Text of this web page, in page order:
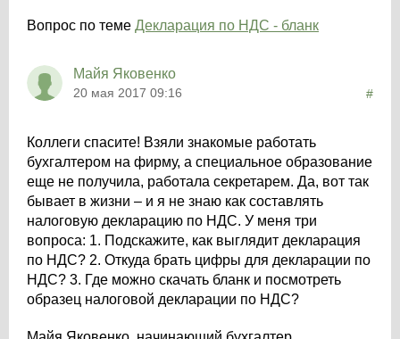
Вопрос по теме Декларация по НДС - бланк
Майя Яковенко
20 мая 2017 09:16 #
Коллеги спасите! Взяли знакомые работать
бухгалтером на фирму, а специальное образование
еще не получила, работала секретарем. Да, вот так
бывает в жизни – и я не знаю как составлять
налоговую декларацию по НДС. У меня три
вопроса: 1. Подскажите, как выглядит декларация
по НДС? 2. Откуда брать цифры для декларации по
НДС? 3. Где можно скачать бланк и посмотреть
образец налоговой декларации по НДС?